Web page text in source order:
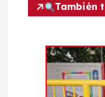
También